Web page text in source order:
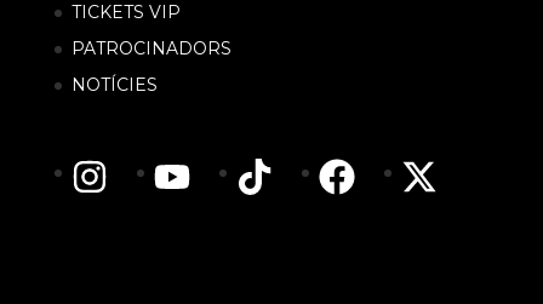
TICKETS VIP
PATROCINADORS
NOTÍCIES